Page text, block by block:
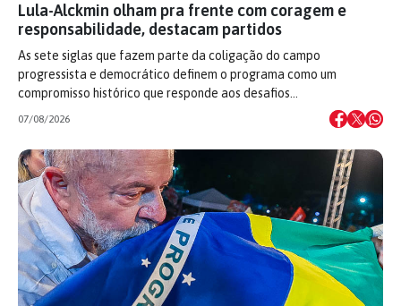
Lula-Alckmin olham pra frente com coragem e
responsabilidade, destacam partidos
As sete siglas que fazem parte da coligação do campo
progressista e democrático definem o programa como um
compromisso histórico que responde aos desafios…
07/08/2026